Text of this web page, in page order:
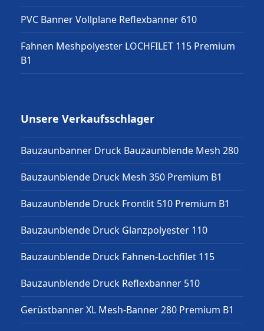
PVC Banner Vollplane Reflexbanner 610
Fahnen Meshpolyester LOCHFILET 115 Premium
B1
Unsere Verkaufsschlager
Bauzaunbanner Druck Bauzaunblende Mesh 280
Bauzaunblende Druck Mesh 350 Premium B1
Bauzaunblende Druck Frontlit 510 Premium B1
Bauzaunblende Druck Glanzpolyester 110
Bauzaunblende Druck Fahnen-Lochfilet 115
Bauzaunblende Druck Reflexbanner 510
Gerüstbanner XL Mesh-Banner 280 Premium B1